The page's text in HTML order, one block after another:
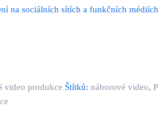
na sociálních sítích a funkčních
video produkce Štítků:náborové video,